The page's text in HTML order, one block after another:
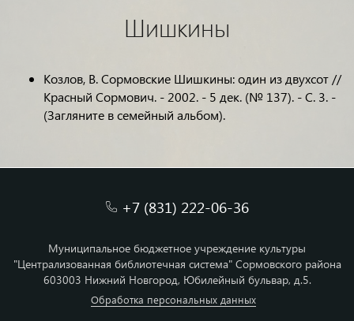
Шишкины
Козлов, В. Сормовские Шишкины: один из двухсот //
Красный Сормович. - 2002. - 5 дек. (№ 137). - С. 3. -
(Загляните в семейный альбом).
+7 (831) 222-06-36
Муниципальное бюджетное учреждение культуры
"Централизованная библиотечная система" Сормовского района
603003 Нижний Новгород, Юбилейный бульвар, д.5.
Обработка персональных данных